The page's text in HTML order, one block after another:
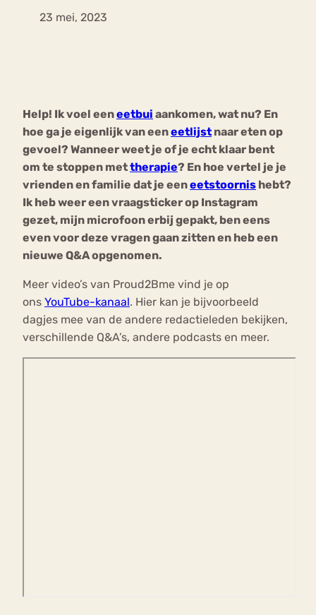
23 mei, 2023
Help! Ik voel eeneetbui aankomen, wat nu? En
hoe ga je eigenlijk van eeneetlijst naar eten op
gevoel? Wanneer weet je of je echt klaar bent
om te stoppen mettherapie? En hoe vertel je je
vrienden en familie dat je eeneetstoornis hebt?
Ik heb weer een vraagsticker op Instagram
gezet, mijn microfoon erbij gepakt, ben eens
even voor deze vragen gaan zitten en heb een
nieuwe Q&A opgenomen.
Meer video’s van Proud2Bme vind je op
ons YouTube-kanaal. Hier kan je bijvoorbeeld
dagjes mee van de andere redactieleden bekijken,
verschillende Q&A’s, andere podcasts en meer.
Eetbuien Piekeren Sport
Trauma
Orthorexia
Angst